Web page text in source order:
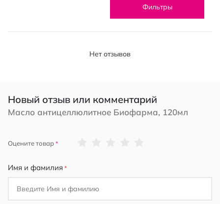
Фильтры
Нет отзывов
Новый отзыв или комментарий
Масло антицеллюлитное Биофарма, 120мл
Оцените товар
Имя и фамилия